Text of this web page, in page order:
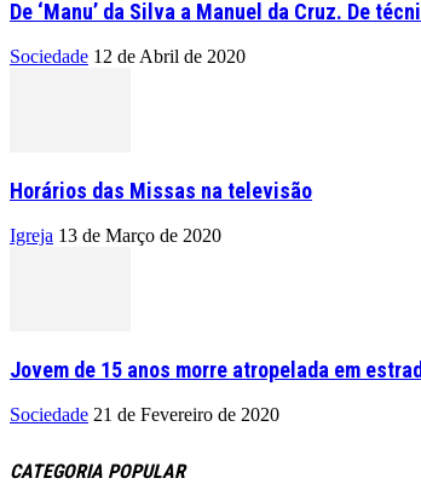
De ‘Manu’ da Silva a Manuel da Cruz. De
Sociedade 12 de Abril de 2020
Horários das Missas na televisão
Igreja 13 de Março de 2020
Jovem de 15 anos morre atropelada em
Sociedade 21 de Fevereiro de 2020
CATEGORIA POPULAR